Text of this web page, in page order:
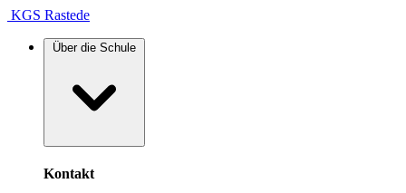
KGS Rastede
Über die Schule
Kontakt